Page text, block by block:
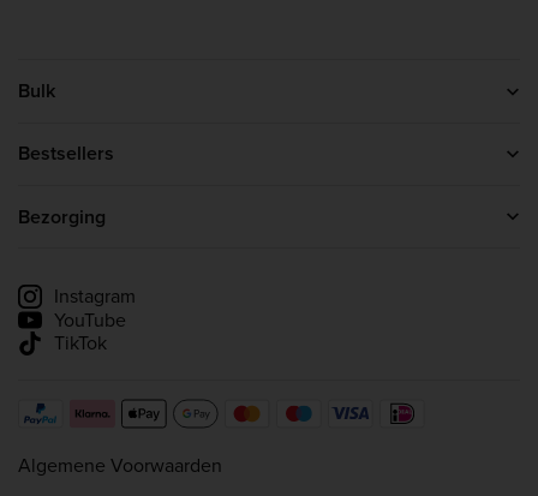
Bulk
Over ons
Bestsellers
Creatine
Bezorging
Instagram
YouTube
TikTok
Algemene Voorwaarden